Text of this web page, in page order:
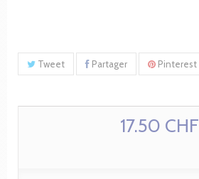
Tweet Partager Pinterest
17.50 CHF